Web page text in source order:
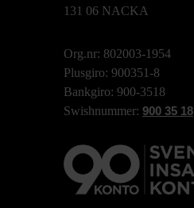
131 06 NACKA
Org.nr: 802003-1954
Plusgiro: 900351-8
Bankgiro: 900-3518
Swishnummer: 900 35 18